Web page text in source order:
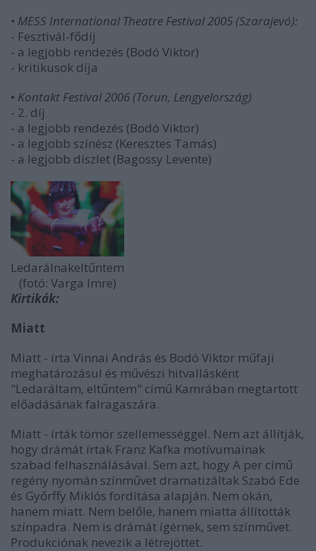
• MESS International Theatre Festival 2005 (Szarajevó):
- Fesztivál-fődíj
- a legjobb rendezés (Bodó Viktor)
- kritikusok díja
• Kontakt Festival 2006 (Torun, Lengyelország)
- 2. díj
- a legjobb rendezés (Bodó Viktor)
- a legjobb színész (Keresztes Tamás)
- a legjobb díszlet (Bagossy Levente)
Ledarálnakeltűntem
(fotó: Varga Imre)
Kirtikák:
Miatt
Miatt - írta Vinnai András és Bodó Viktor műfaji
meghatározásul és művészi hitvallásként
"Ledaráltam, eltűntem" című Kamrában megtartott
előadásának falragaszára.
Miatt - írták tömör szellemességgel. Nem azt állítják,
hogy drámát írtak Franz Kafka motívumainak
szabad felhasználásával. Sem azt, hogy A per című
regény nyomán színművet dramatizáltak Szabó Ede
és Győrffy Miklós fordítása alapján. Nem okán,
hanem miatt. Nem belőle, hanem miatta állították
színpadra. Nem is drámát ígérnek, sem színművet.
Produkciónak nevezik a létrejöttet.